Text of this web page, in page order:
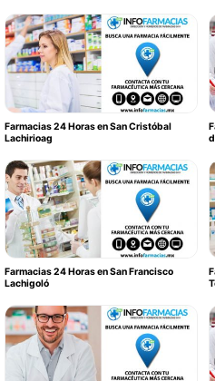
Farmacias 24 Horas en San Cristóbal
Lachirioag
Farmacias 24 Horas en San Francisco
Lachigoló